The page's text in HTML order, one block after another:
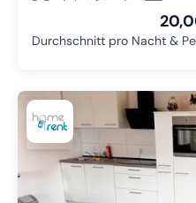
Durchschnitt pro Nacht &